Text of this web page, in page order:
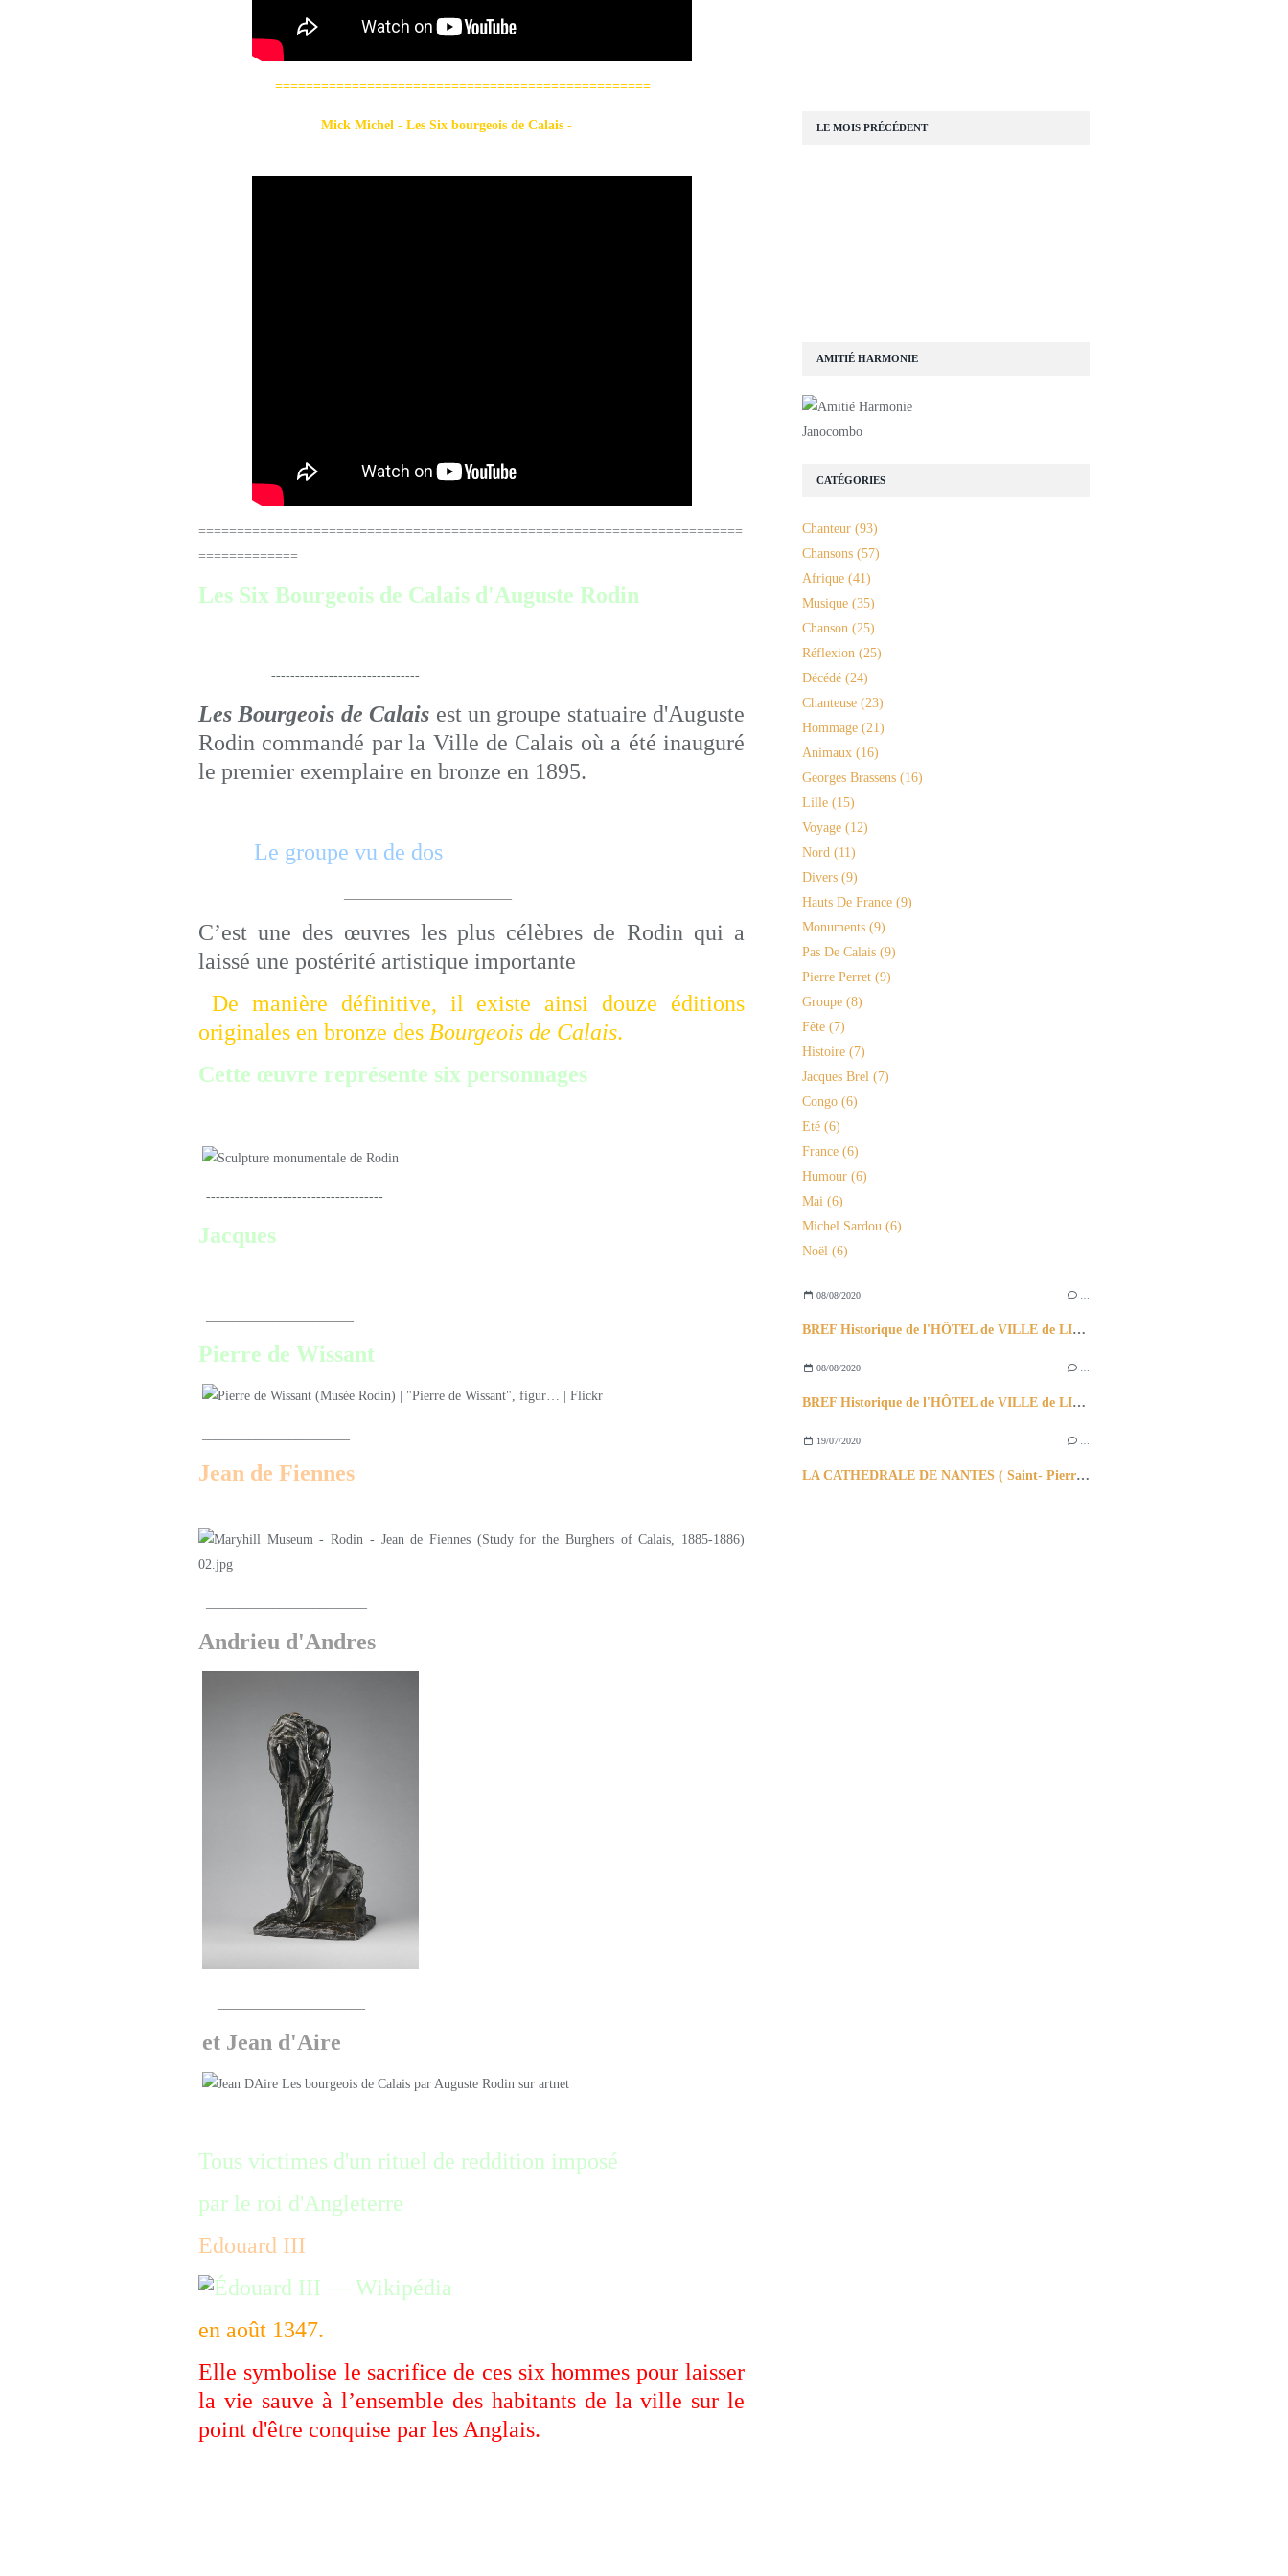
=================================================
Mick Michel - Les Six bourgeois de Calais -
=======================================================================
=============
Les Six Bourgeois de Calais d'Auguste Rodin
-------------------------------
Les Bourgeois de Calais est un groupe statuaire d'Auguste
Rodin commandé par la Ville de Calais où a été inauguré
le premier exemplaire en bronze en 1895.
Le groupe vu de dos
C’est une des œuvres les plus célèbres de Rodin qui a
laissé une postérité artistique importante
De manière définitive, il existe ainsi douze éditions
originales en bronze des Bourgeois de Calais.
Cette œuvre représente six personnages
-------------------------------------
Jacques
Pierre de Wissant
Jean de Fiennes
Andrieu d'Andres
et Jean d'Aire
Tous victimes d'un rituel de reddition imposé
par le roi d'Angleterre
Edouard III
en août 1347.
Elle symbolise le sacrifice de ces six hommes pour laisser
la vie sauve à l’ensemble des habitants de la ville sur le
point d'être conquise par les Anglais.
AMITIÉ HARMONIE
Janocombo
08/08/2020
BREF Historique de l'HÔTEL de VILLE de LILLE & Son BEFFROI -le plus haut beffroi d'Europe)
08/08/2020
BREF Historique de l'HÔTEL de VILLE de LILLE & Son BEFFROI -le plus haut beffroi d'Europe)
19/07/2020
LA CATHEDRALE DE NANTES ( Saint- Pierre & Saint Paul )
CATÉGORIES
Chanteur (93)
Chansons (57)
Afrique (41)
Musique (35)
Chanson (25)
Réflexion (25)
Décédé (24)
Chanteuse (23)
Hommage (21)
Animaux (16)
Georges Brassens (16)
Lille (15)
Voyage (12)
Nord (11)
Divers (9)
Hauts De France (9)
Monuments (9)
Pas De Calais (9)
Pierre Perret (9)
Groupe (8)
Fête (7)
Histoire (7)
Jacques Brel (7)
Congo (6)
Eté (6)
France (6)
Humour (6)
Mai (6)
Michel Sardou (6)
Noël (6)
LE MOIS PRÉCÉDENT